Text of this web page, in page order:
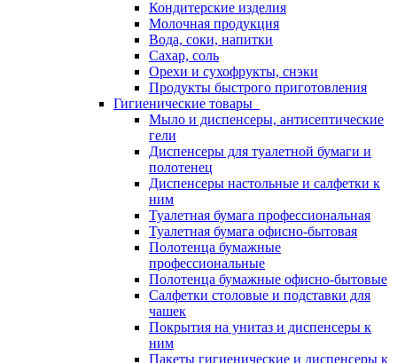
Кондитерские изделия
Молочная продукция
Вода, соки, напитки
Сахар, соль
Орехи и сухофрукты, снэки
Продукты быстрого приготовления
Гигиенические товары
Мыло и диспенсеры, антисептические
гели
Диспенсеры для туалетной бумаги и
полотенец
Диспенсеры настольные и салфетки к
ним
Туалетная бумага профессиональная
Туалетная бумага офисно-бытовая
Полотенца бумажные
профессиональные
Полотенца бумажные офисно-бытовые
Салфетки столовые и подставки для
чашек
Покрытия на унитаз и диспенсеры к
ним
Пакеты гигиенические и диспенсеры к